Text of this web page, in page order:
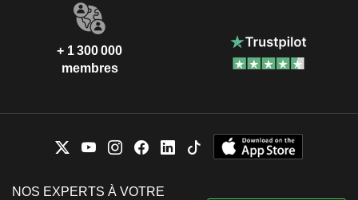
+ 1 300 000
membres
NOS EXPERTS À VOTRE